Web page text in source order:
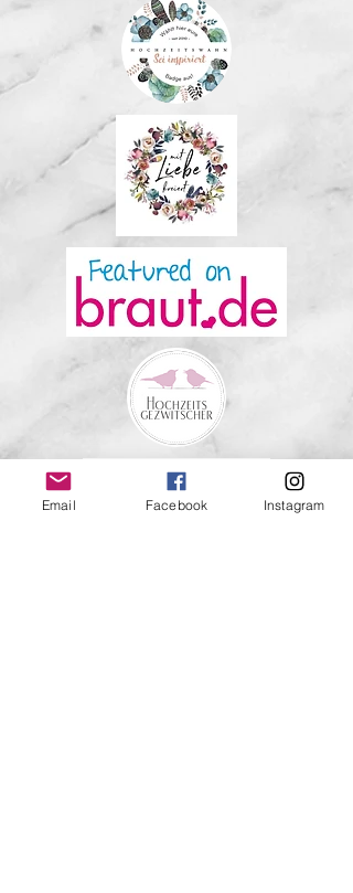
Email Facebook Instagram